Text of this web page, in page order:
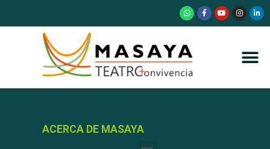
ACERCA DE MASAYA